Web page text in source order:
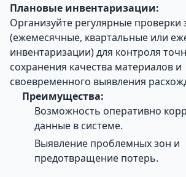
Плановые инвентаризации:
Организуйте регулярные проверки
(ежемесячные, квартальные или
инвентаризации) для контроля
сохранения качества материалов и
своевременного выявления
Преимущества:
Возможность оперативно
данные в системе.
Выявление проблемных зон и
предотвращение потерь.